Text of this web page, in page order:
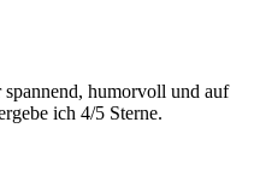
humorvoll und auf
ich 4/5 Sterne.